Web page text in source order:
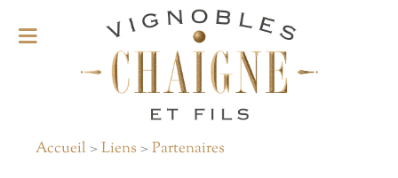
Accueil > Liens > Partenaires